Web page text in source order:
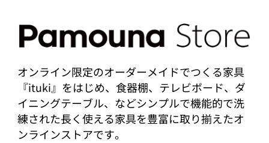
オンライン限定のオーダーメイドでつくる家具
『ituki』をはじめ、食器棚、テレビボード、ダ
イニングテーブル、などシンプルで機能的で洗
練された長く使える家具を豊富に取り揃えたオ
ンラインストアです。